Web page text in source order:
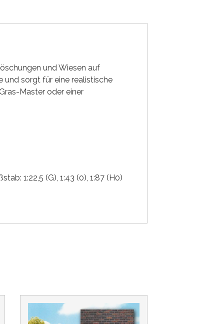
und Wiesen auf
und sorgt für eine realistische
Master oder einer
1:22,5 (G), 1:43 (0), 1:87 (H0)